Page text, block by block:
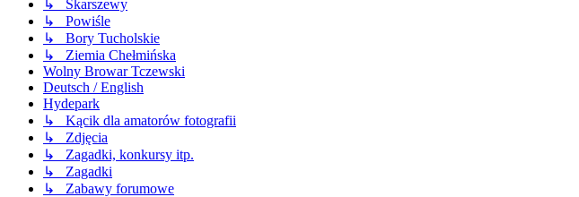
↳ Skarszewy
↳ Powiśle
↳ Bory Tucholskie
↳ Ziemia Chełmińska
Wolny Browar Tczewski
Deutsch / English
Hydepark
↳ Kącik dla amatorów fotografii
↳ Zdjęcia
↳ Zagadki, konkursy itp.
↳ Zagadki
↳ Zabawy forumowe